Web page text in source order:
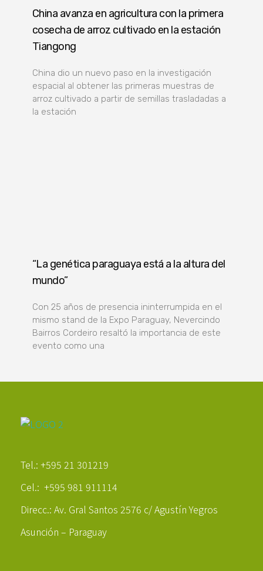
China avanza en agricultura con la primera
cosecha de arroz cultivado en la estación
Tiangong
China dio un nuevo paso en la investigación
espacial al obtener las primeras muestras de
arroz cultivado a partir de semillas trasladadas a
la estación
“La genética paraguaya está a la altura del
mundo”
Con 25 años de presencia ininterrumpida en el
mismo stand de la Expo Paraguay, Nevercindo
Bairros Cordeiro resaltó la importancia de este
evento como una
Tel.: +595 21 301219
Cel.: +595 981 911114
Direcc.: Av. Gral Santos 2576 c/ Agustín Yegros
Asunción – Paraguay